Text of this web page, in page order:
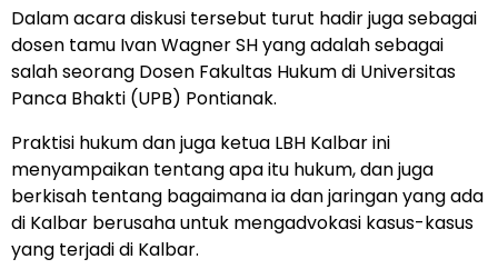
Dalam acara diskusi tersebut turut hadir juga sebagai
dosen tamu Ivan Wagner SH yang adalah sebagai
salah seorang Dosen Fakultas Hukum di Universitas
Panca Bhakti (UPB) Pontianak.
Praktisi hukum dan juga ketua LBH Kalbar ini
menyampaikan tentang apa itu hukum, dan juga
berkisah tentang bagaimana ia dan jaringan yang ada
di Kalbar berusaha untuk mengadvokasi kasus-kasus
yang terjadi di Kalbar.